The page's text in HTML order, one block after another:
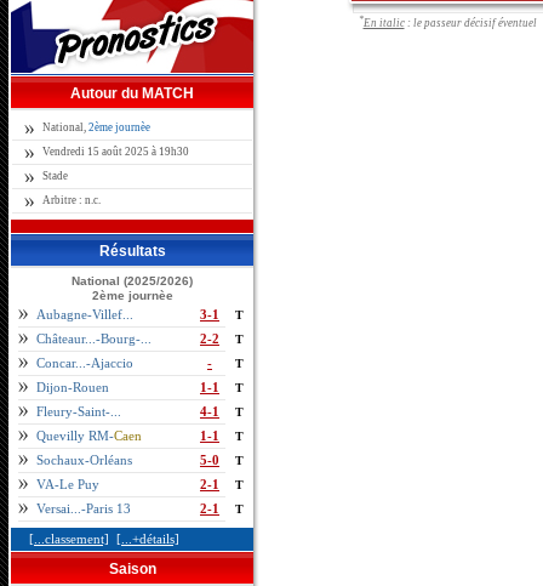
Autour du MATCH
National, 2ème journèe
Vendredi 15 août 2025 à 19h30
Stade
Arbitre : n.c.
Résultats
National (2025/2026)
2ème journèe
Aubagne-Villef... 3-1 T
Châteaur...-Bourg-... 2-2 T
Concar...-Ajaccio - T
Dijon-Rouen 1-1 T
Fleury-Saint-... 4-1 T
Quevilly RM-Caen 1-1 T
Sochaux-Orléans 5-0 T
VA-Le Puy 2-1 T
Versai...-Paris 13 2-1 T
[...classement] [...+détails]
Saison
*En italic: le passeur décisif éventuel